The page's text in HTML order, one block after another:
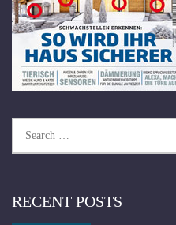
for:
RECENT POSTS